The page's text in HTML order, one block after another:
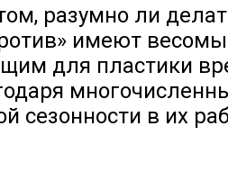
разумно ли
имеют
для пластики
сезонности в их